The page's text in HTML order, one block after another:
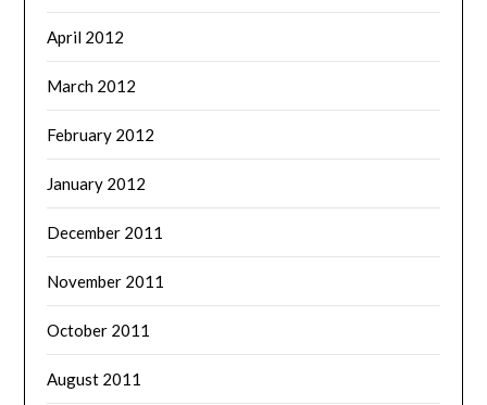
April 2012
March 2012
February 2012
January 2012
December 2011
November 2011
October 2011
August 2011